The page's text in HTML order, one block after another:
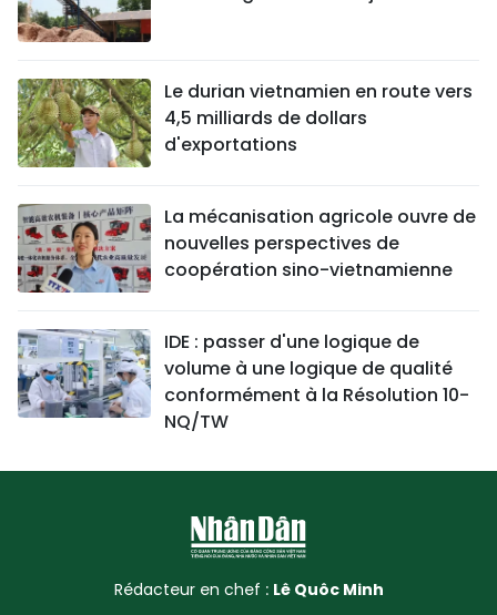
Le durian vietnamien en route vers
4,5 milliards de dollars
d'exportations
La mécanisation agricole ouvre de
nouvelles perspectives de
coopération sino-vietnamienne
IDE : passer d'une logique de
volume à une logique de qualité
conformément à la Résolution 10-
NQ/TW
Rédacteur en chef : Lê Quôc Minh